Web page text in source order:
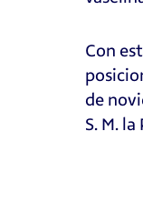
Con
de
S. M. la